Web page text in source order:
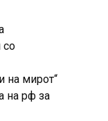
со
на мирот“
на рф за